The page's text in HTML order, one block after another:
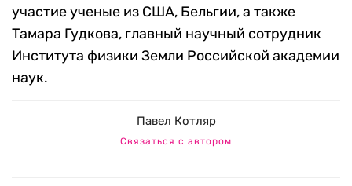
участие ученые из США, Бельгии, а также
Тамара Гудкова, главный научный сотрудник
Института физики Земли Российской академии
наук.
Павел Котляр
Связаться с автором